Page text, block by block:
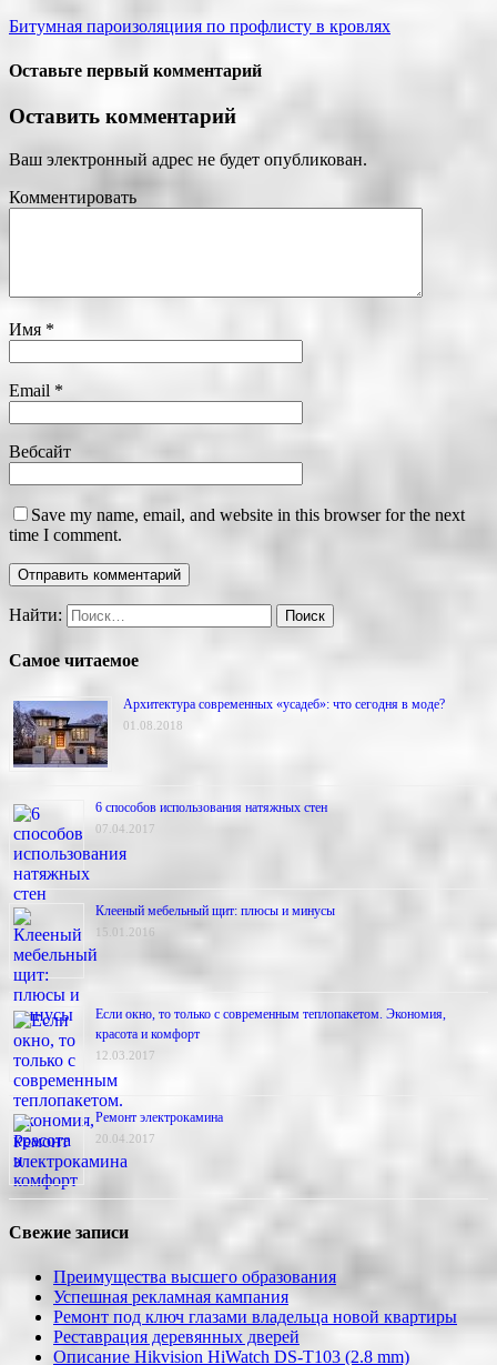
Битумная пароизоляциия по профлисту в кровлях
Оставьте первый комментарий
Оставить комментарий
Ваш электронный адрес не будет опубликован.
Комментировать
Имя *
Email *
Вебсайт
Save my name, email, and website in this browser for the next
time I comment.
Найти:
Самое читаемое
Архитектура современных «усадеб»: что сегодня в моде?
01.08.2018
6 способов использования натяжных стен
07.04.2017
Клееный мебельный щит: плюсы и минусы
15.01.2016
Если окно, то только с современным теплопакетом. Экономия,
красота и комфорт
12.03.2017
Ремонт электрокамина
20.04.2017
Свежие записи
Преимущества высшего образования
Успешная рекламная кампания
Ремонт под ключ глазами владельца новой квартиры
Реставрация деревянных дверей
Описание Hikvision HiWatch DS-T103 (2.8 mm)